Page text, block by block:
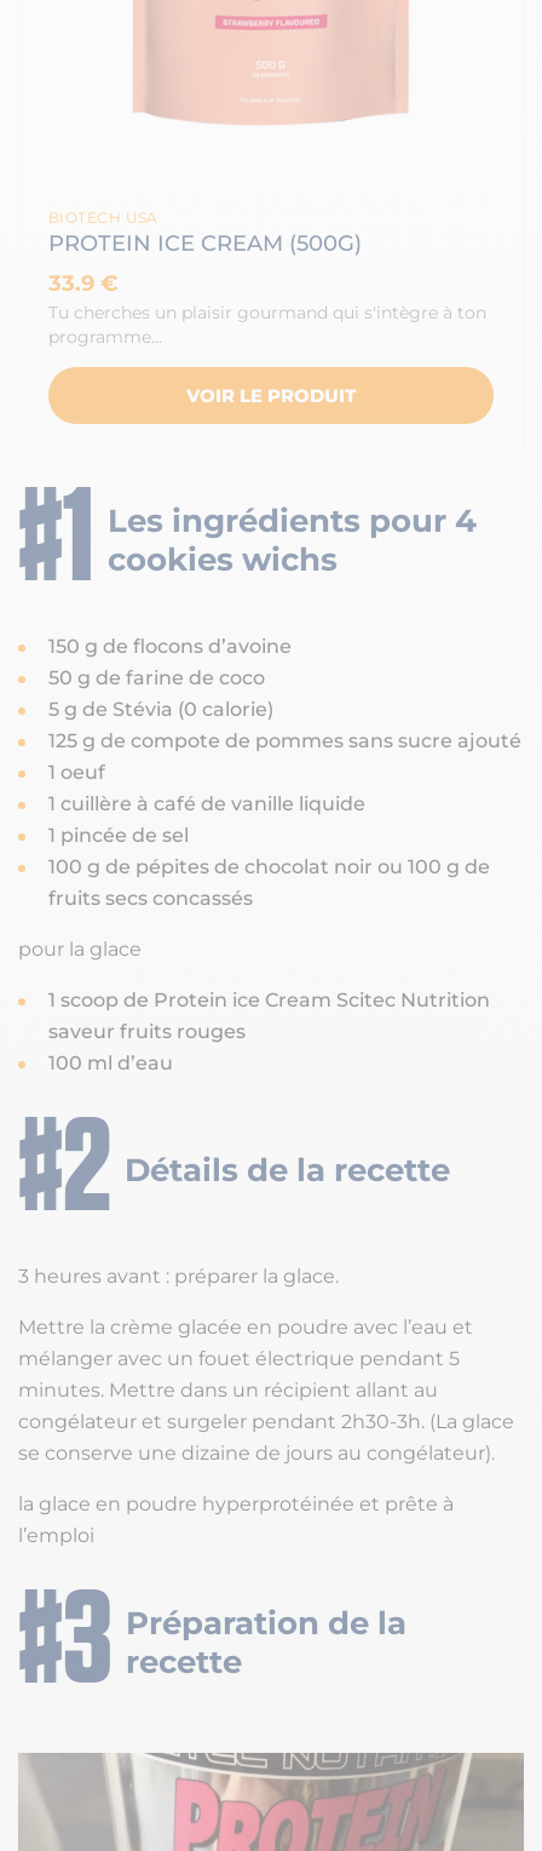
BIOTECH USA
PROTEIN ICE CREAM (500G)
33.9 €
Tu cherches un plaisir gourmand qui s'intègre à ton
programme…
VOIR LE PRODUIT
Les ingrédients pour 4
cookies wichs
150 g de flocons d’avoine
50 g de farine de coco
5 g de Stévia (0 calorie)
125 g de compote de pommes sans sucre ajouté
1 oeuf
1 cuillère à café de vanille liquide
1 pincée de sel
100 g de pépites de chocolat noir ou 100 g de
fruits secs concassés
pour la glace
1 scoop de Protein ice Cream Scitec Nutrition
saveur fruits rouges
100 ml d’eau
Détails de la recette
3 heures avant : préparer la glace.
Mettre la crème glacée en poudre avec l’eau et
mélanger avec un fouet électrique pendant 5
minutes. Mettre dans un récipient allant au
congélateur et surgeler pendant 2h30-3h. (La glace
se conserve une dizaine de jours au congélateur).
la glace en poudre hyperprotéinée et prête à
l’emploi
Préparation de la
recette